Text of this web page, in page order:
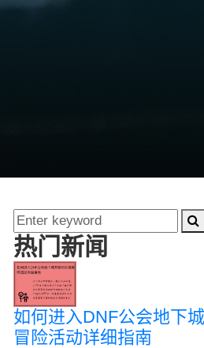
热门新闻
如何进入DNF公会地下
冒险活动详细指南